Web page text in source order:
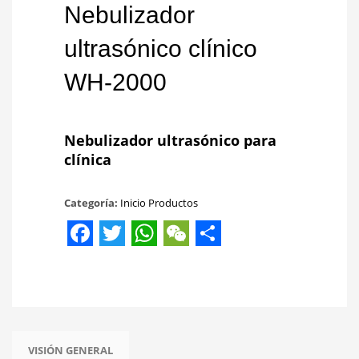
Nebulizador
ultrasónico clínico
WH-2000
Nebulizador ultrasónico para
clínica
Categoría: Inicio Productos
VISIÓN GENERAL